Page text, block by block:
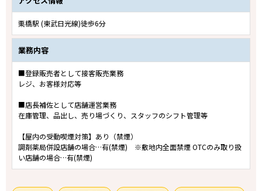
栗橋駅 (東武日光線)徒歩6分
業務内容
■登録販売者として接客販売業務
レジ、お客様対応等
■店長補佐として店舗運営業務
在庫管理、品出し、売り場づくり、スタッフのシフト管理等
【屋内の受動喫煙対策】あり（禁煙）
調剤薬局併設店舗の場合…有(禁煙) ※敷地内全面禁煙 OTCのみ取り扱
い店舗の場合…有(禁煙)